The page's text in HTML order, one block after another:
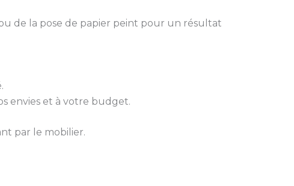
de la pose de papier peint pour un résultat
envies et à votre budget.
par le mobilier.